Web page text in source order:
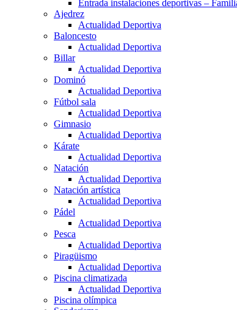
Entrada instalaciones deportivas –
Ajedrez
Actualidad Deportiva
Baloncesto
Actualidad Deportiva
Billar
Actualidad Deportiva
Dominó
Actualidad Deportiva
Fútbol sala
Actualidad Deportiva
Gimnasio
Actualidad Deportiva
Kárate
Actualidad Deportiva
Natación
Actualidad Deportiva
Natación artística
Actualidad Deportiva
Pádel
Actualidad Deportiva
Pesca
Actualidad Deportiva
Piragüismo
Actualidad Deportiva
Piscina climatizada
Actualidad Deportiva
Piscina olímpica